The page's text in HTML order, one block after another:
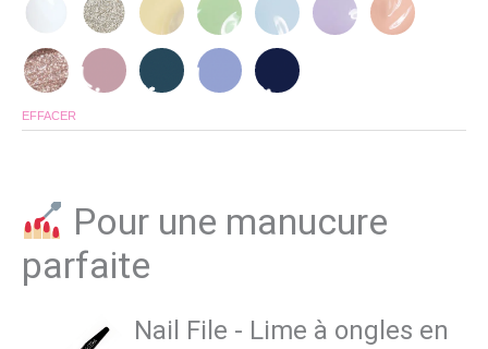
EFFACER
Pour une manucure
parfaite
Nail File - Lime à ongles en